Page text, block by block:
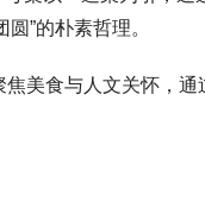
”的朴素哲理。
焦美食与人文关怀，